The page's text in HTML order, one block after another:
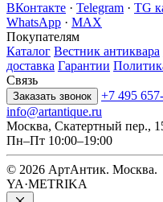
ВКонтакте · Telegram · TG
WhatsApp · MAX
Покупателям
Каталог Вестник антиквара
доставка Гарантии
Связь
Заказать звонок +7 495
info@artantique.ru
Москва, Скатертный пер.,
Пн–Пт 10:00–19:00
© 2026 АртАнтик. Москва.
YA·METRIKA